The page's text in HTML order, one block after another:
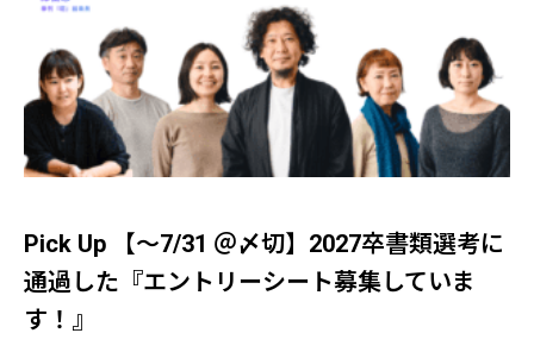
Pick Up 【～7/31 ＠〆切】2027卒書類選考に
通過した『エントリーシート募集していま
す！』